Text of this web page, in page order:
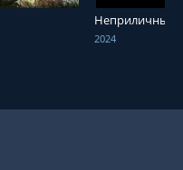
Неприличные
2024